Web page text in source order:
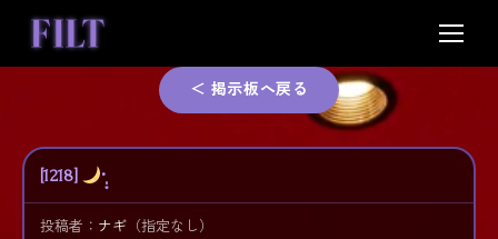
content
＜ 掲示板へ戻る
[1218] ·̩͙
投稿者： ナギ （指定なし）